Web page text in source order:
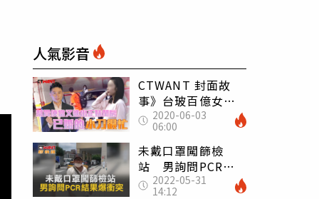
人氣影音
CTWANT 封面故
事》台玻百億女婿
有桃花 小刀入夜
直搗正妹香閨
2020-06-03
06:00
未戴口罩闖篩檢
站 男詢問PCR結
果爆衝突
2022-05-31
14:12